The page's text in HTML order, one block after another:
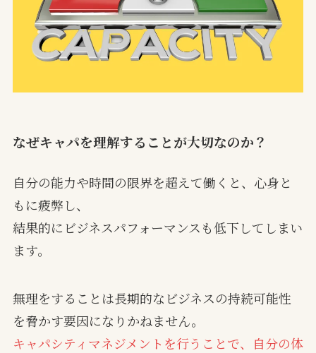
なぜキャパを理解することが大切なのか？
自分の能力や時間の限界を超えて働くと、心身と
もに疲弊し、
結果的にビジネスパフォーマンスも低下してしまい
ます。
無理をすることは長期的なビジネスの持続可能性
を脅かす要因になりかねません。
キャパシティマネジメントを行うことで、自分の体